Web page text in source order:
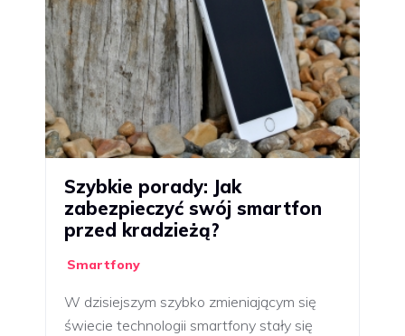
Szybkie porady: Jak
zabezpieczyć swój smartfon
przed kradzieżą?
Smartfony
W dzisiejszym szybko zmieniającym się
świecie technologii smartfony stały się